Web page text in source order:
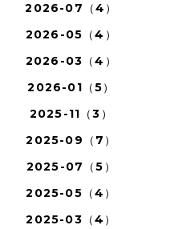
2026-07（4）
2026-05（4）
2026-03（4）
2026-01（5）
2025-11（3）
2025-09（7）
2025-07（5）
2025-05（4）
2025-03（4）